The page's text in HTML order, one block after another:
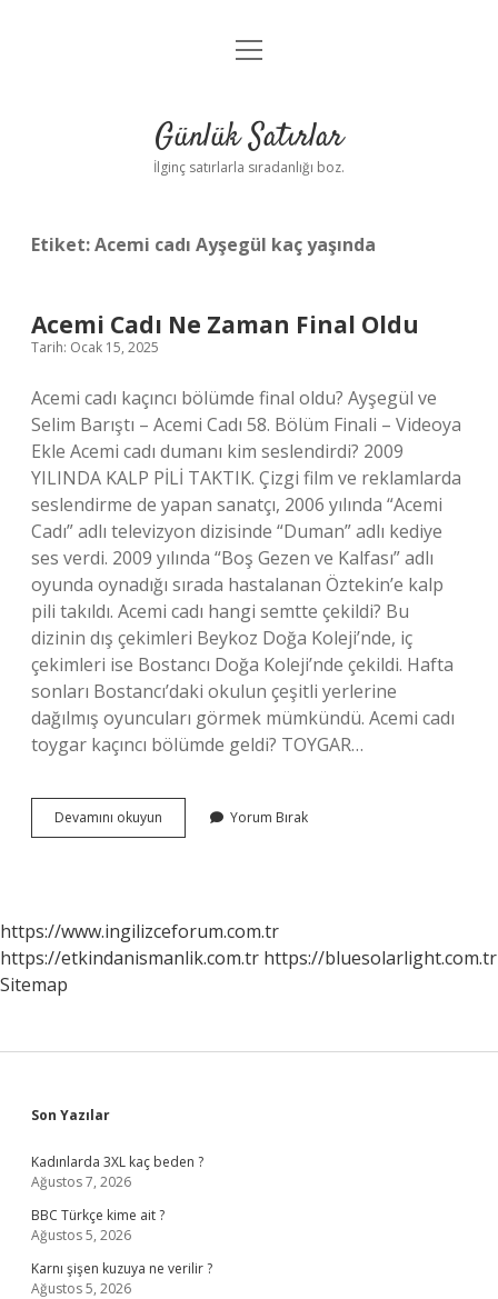
Anasayfa
Yasal Uyarı
menüyü
Günlük Satırlar
İlginç satırlarla sıradanlığı boz.
Etiket:Acemi cadı Ayşegül kaç yaşında
Acemi Cadı Ne Zaman Final Oldu
Tarih: Ocak 15, 2025
Acemi cadı kaçıncı bölümde final oldu? Ayşegül ve
Selim Barıştı – Acemi Cadı 58. Bölüm Finali – Videoya
Ekle Acemi cadı dumanı kim seslendirdi? 2009
YILINDA KALP PİLİ TAKTIK. Çizgi film ve reklamlarda
seslendirme de yapan sanatçı, 2006 yılında “Acemi
Cadı” adlı televizyon dizisinde “Duman” adlı kediye
ses verdi. 2009 yılında “Boş Gezen ve Kalfası” adlı
oyunda oynadığı sırada hastalanan Öztekin’e kalp
pili takıldı. Acemi cadı hangi semtte çekildi? Bu
dizinin dış çekimleri Beykoz Doğa Koleji’nde, iç
çekimleri ise Bostancı Doğa Koleji’nde çekildi. Hafta
sonları Bostancı’daki okulun çeşitli yerlerine
dağılmış oyuncuları görmek mümkündü. Acemi cadı
toygar kaçıncı bölümde geldi? TOYGAR…
Devamını okuyun
Cadı
Yorum Bırak
https://www.ingilizceforum.com.tr
https://etkindanismanlik.com.tr https://bluesolarlight.com.tr
Sitemap
Sidebar
Son Yazılar
Kadınlarda 3XL kaç beden ?
Ağustos 7, 2026
BBC Türkçe kime ait ?
Ağustos 5, 2026
Karnı şişen kuzuya ne verilir ?
Ağustos 5, 2026